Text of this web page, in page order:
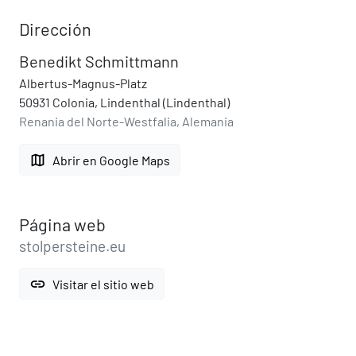
Dirección
Benedikt Schmittmann
Albertus-Magnus-Platz
50931 Colonia, Lindenthal (Lindenthal)
Renania del Norte-Westfalia, Alemania
map Abrir en Google Maps
Página web
stolpersteine.eu
link Visitar el sitio web